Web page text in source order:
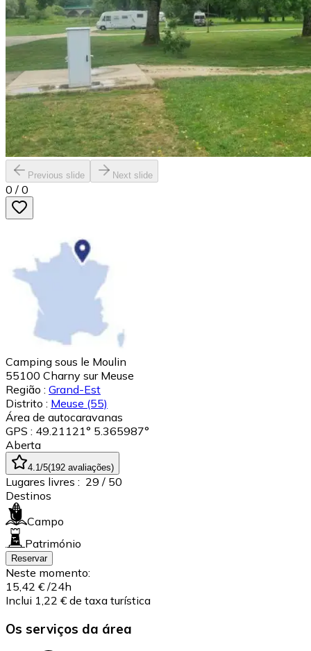
Previous slide Next slide
0 / 0
Camping sous le Moulin
55100 Charny sur Meuse
Região : Grand-Est
Distrito : Meuse (55)
Área de autocaravanas
GPS : 49.21121° 5.365987°
Aberta
4.1/5(192 avaliações)
Lugares livres : 29 / 50
Destinos
Campo
Património
Reservar
Neste momento:
15,42 € /24h
Inclui 1,22 € de taxa turística
Os serviços da área